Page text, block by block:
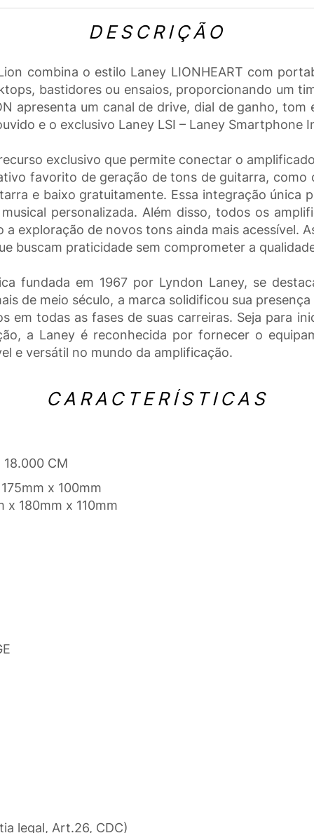
DESCRIÇÃO
combina o estilo Laney LIONHEART com
bastidores ou ensaios, proporcionando um
apresenta um canal de drive, dial de ganho,
e o exclusivo Laney LSI – Laney Smartphone
exclusivo que permite conectar o
favorito de geração de tons de guitarra, como
e baixo gratuitamente. Essa integração
personalizada. Além disso, todos os
exploração de novos tons ainda mais acessível.
buscam praticidade sem comprometer a
fundada em 1967 por Lyndon Laney, se
de meio século, a marca solidificou sua
todas as fases de suas carreiras. Seja para
a Laney é reconhecida por fornecer o
e versátil no mundo da amplificação.
CARACTERÍSTICAS
CM
x 100mm
x 180mm x 110mm
legal, Art.26, CDC)